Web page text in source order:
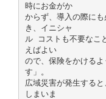
時にお金がか
からず、導入の際に
き、イニシャ
ル コストも不要なこ
えばよい
ので、保険をかける
す」。
広域災害が発生する
しまいま